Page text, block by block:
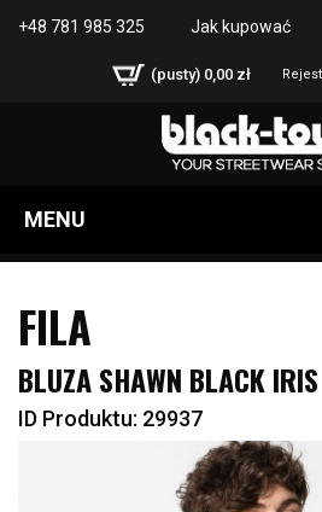
+48 781 985 325 Jak kupować
(pusty) 0,00 zł
MENU
FILA
BLUZA SHAWN BLACK IRIS
ID Produktu: 29937